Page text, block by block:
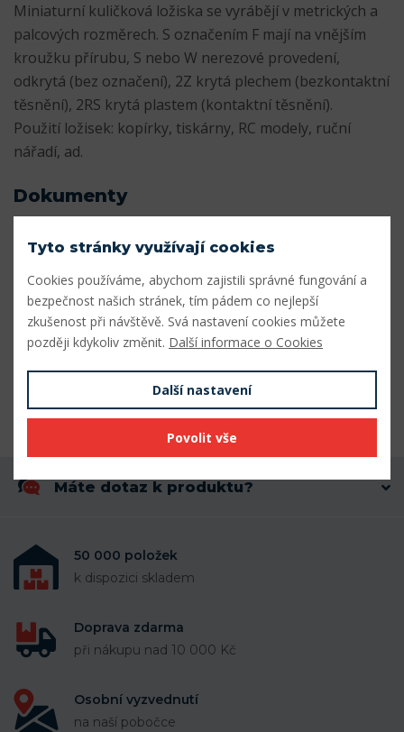
Miniaturní kuličková ložiska se vyrábějí v metrických a
palcových rozměrech. S označením F mají na vnějším
kroužku přírubu, S nebo W nerezové provedení,
odkrytá (bez označení), 2Z krytá plechem (bezkontaktní
těsnění), 2RS krytá plastem (kontaktní těsnění).
Použití ložisek: kopírky, tiskárny, RC modely, ruční
nářadí, ad.
Dokumenty
Katalog_miniaturnich_lozisek.pdf
Parametry
Vnitřní průměr (mm)
Vnější průměr (mm) 17
Máte dotaz k produktu?
50 000 položek
k dispozici skladem
Doprava zdarma
při nákupu nad 10 000 Kč
Osobní vyzvednutí
na naší pobočce
Tyto stránky využívají cookies
Cookies používáme, abychom zajistili správné fungování a
bezpečnost našich stránek, tím pádem co nejlepší
zkušenost při návštěvě. Svá nastavení cookies můžete
později kdykoliv změnit. Další informace o Cookies
Další nastavení
Povolit vše